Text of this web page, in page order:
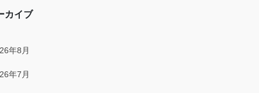
2025年9月
2025年8月
カイブ
年8月
年7月